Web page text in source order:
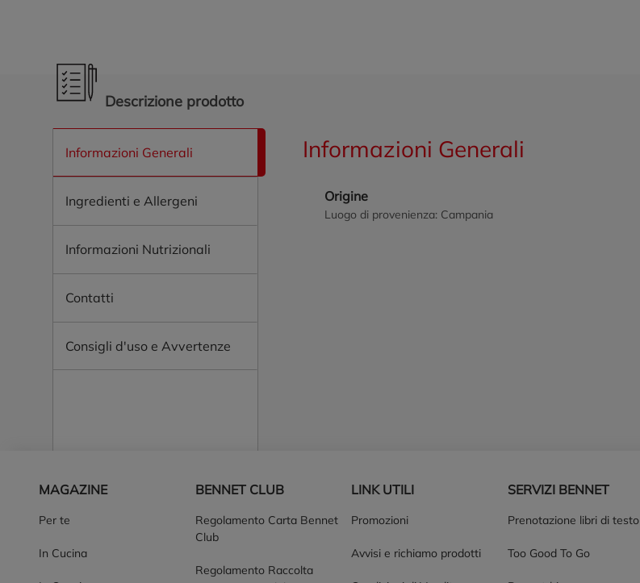
Descrizione prodotto
Informazioni Generali
Ingredienti e Allergeni
Informazioni Nutrizionali
Contatti
Consigli d'uso e Avvertenze
Informazioni Generali
Origine
Luogo di provenienza: Campania
MAGAZINE
Per te
In Cucina
BENNET CLUB
Regolamento Carta Bennet
Club
Regolamento Raccolta
LINK UTILI
Promozioni
Avvisi e richiamo prodotti
SERVIZI BENNET
Prenotazione libri di testo
Too Good To Go